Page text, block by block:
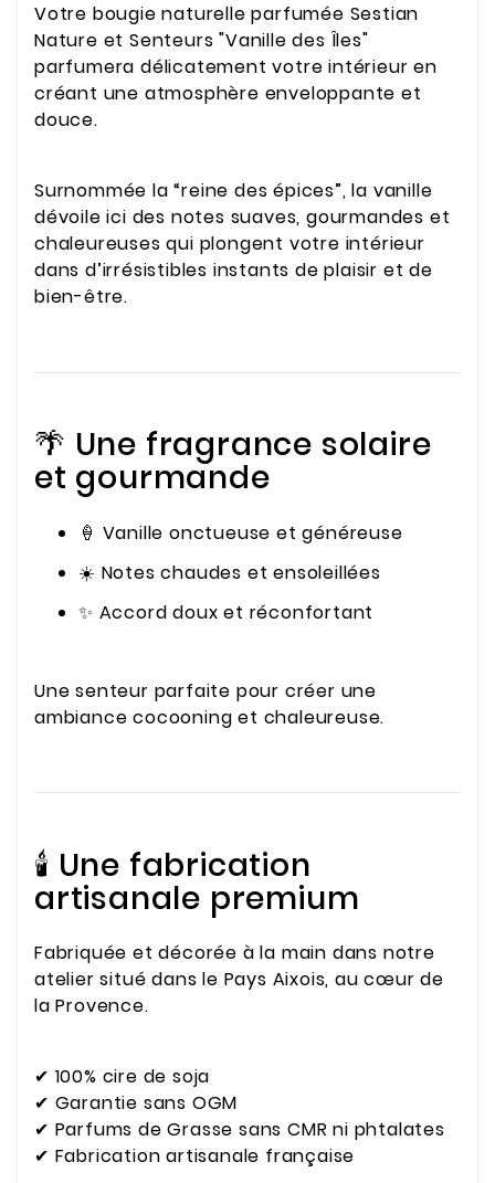
Votre bougie naturelle parfumée Sestian
Nature et Senteurs "Vanille des Îles"
parfumera délicatement votre intérieur en
créant une atmosphère enveloppante et
douce.
Surnommée la “reine des épices”, la vanille
dévoile ici des notes suaves, gourmandes et
chaleureuses qui plongent votre intérieur
dans d’irrésistibles instants de plaisir et de
bien-être.
🌴 Une fragrance solaire
et gourmande
🍦 Vanille onctueuse et généreuse
☀️ Notes chaudes et ensoleillées
✨ Accord doux et réconfortant
Une senteur parfaite pour créer une
ambiance cocooning et chaleureuse.
🕯️ Une fabrication
artisanale premium
Fabriquée et décorée à la main dans notre
atelier situé dans le Pays Aixois, au cœur de
la Provence.
✔ 100% cire de soja
✔ Garantie sans OGM
✔ Parfums de Grasse sans CMR ni phtalates
✔ Fabrication artisanale française